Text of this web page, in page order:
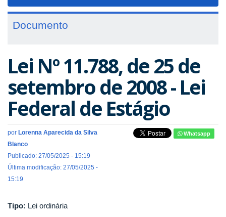
Documento
Lei Nº 11.788, de 25 de
setembro de 2008 - Lei
Federal de Estágio
por Lorenna Aparecida da Silva
Blanco
Publicado: 27/05/2025 - 15:19
Última modificação: 27/05/2025 -
15:19
Whatsapp
Tipo: Lei ordinária